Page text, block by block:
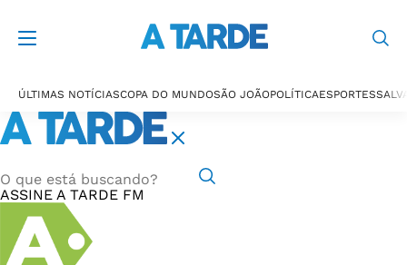
ÚLTIMAS NOTÍCIASCOPA DO MUNDOSÃO JOÃOPOLÍTICAESPORTES
ASSINE A TARDE FM